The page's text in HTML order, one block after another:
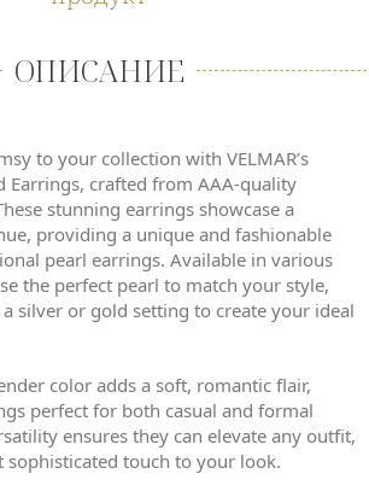
ОПИСАНИЕ
to your collection with VELMAR’s
Earrings, crafted from AAA-quality
stunning earrings showcase a
providing a unique and fashionable
pearl earrings. Available in various
the perfect pearl to match your style,
silver or gold setting to create your ideal
color adds a soft, romantic flair,
perfect for both casual and formal
ensures they can elevate any outfit,
sophisticated touch to your look.